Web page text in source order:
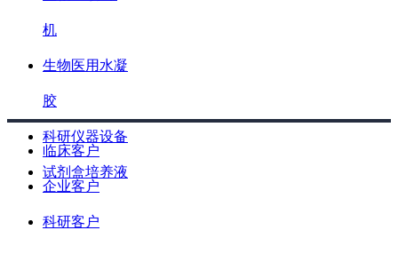
机
生物医用水凝
胶
科研仪器设备
试剂盒培养液
临床客户
企业客户
科研客户